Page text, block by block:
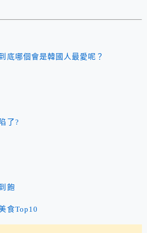
底哪個會是韓國人最愛呢？
了?
飽
食Top10